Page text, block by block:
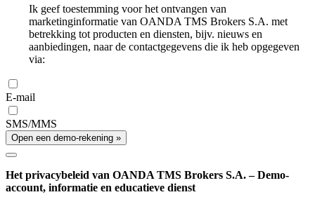
Ik geef toestemming voor het ontvangen van
marketinginformatie van OANDA TMS Brokers S.A. met
betrekking tot producten en diensten, bijv. nieuws en
aanbiedingen, naar de contactgegevens die ik heb opgegeven
via:
E-mail
SMS/MMS
Open een demo-rekening »
Het privacybeleid van OANDA TMS Brokers S.A. – Demo-
account, informatie en educatieve dienst